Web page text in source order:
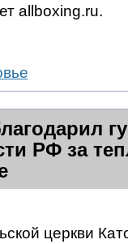
allboxing.ru.
РФ за
церкви